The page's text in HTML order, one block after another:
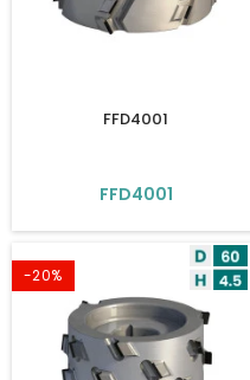
FFD4001
FFD4001
-20%